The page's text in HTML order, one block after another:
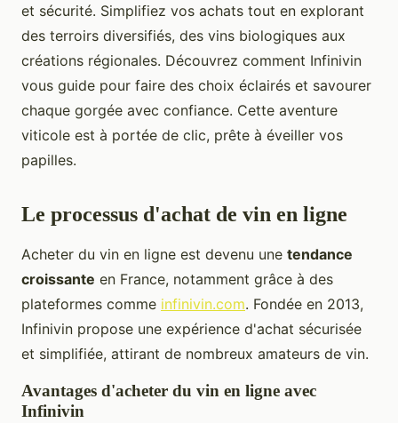
et sécurité. Simplifiez vos achats tout en explorant
des terroirs diversifiés, des vins biologiques aux
créations régionales. Découvrez comment Infinivin
vous guide pour faire des choix éclairés et savourer
chaque gorgée avec confiance. Cette aventure
viticole est à portée de clic, prête à éveiller vos
papilles.
Le processus d'achat de vin en ligne
Acheter du vin en ligne est devenu une tendance
croissante en France, notamment grâce à des
plateformes comme infinivin.com. Fondée en 2013,
Infinivin propose une expérience d'achat sécurisée
et simplifiée, attirant de nombreux amateurs de vin.
Avantages d'acheter du vin en ligne avec
Infinivin